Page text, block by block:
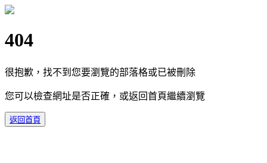
404
很抱歉，找不到您要瀏覽的部落格或已被刪除
您可以檢查網址是否正確，或返回首頁繼續瀏覽
返回首頁